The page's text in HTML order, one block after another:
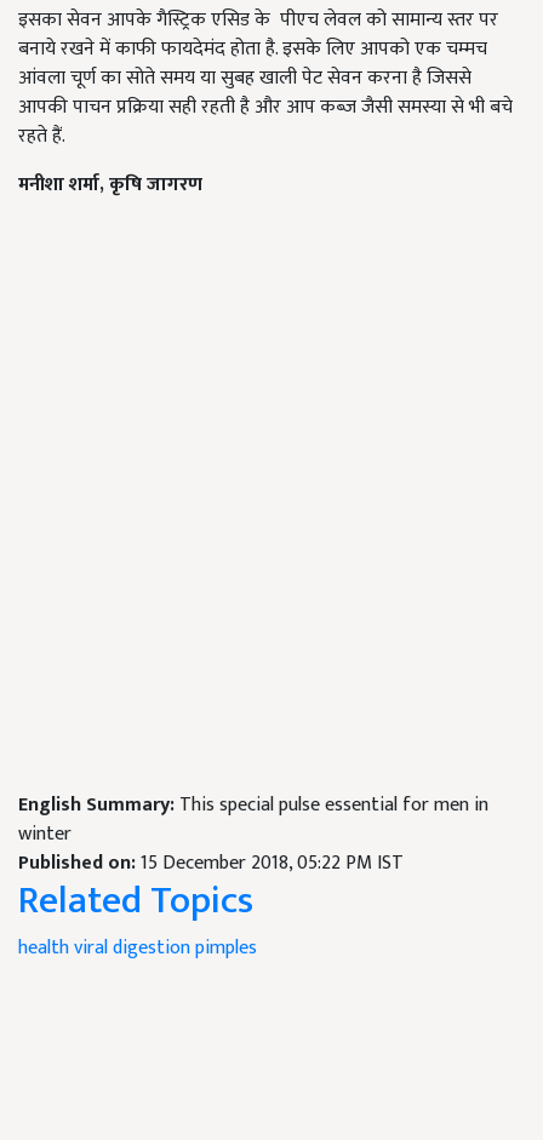
इसका सेवन आपके गैस्ट्रिक एसिड के पीएच लेवल को सामान्य स्तर पर
बनाये रखने में काफी फायदेमंद होता है. इसके लिए आपको एक चम्मच
आंवला चूर्ण का सोते समय या सुबह खाली पेट सेवन करना है जिससे
आपकी पाचन प्रक्रिया सही रहती है और आप कब्ज़ जैसी समस्या से भी बचे
रहते हैं.
मनीशा शर्मा,कृषि जागरण
English Summary:This special pulse essential for men in
winter
Published on:15 December 2018, 05:22 PM IST
Related Topics
healthviraldigestionpimples